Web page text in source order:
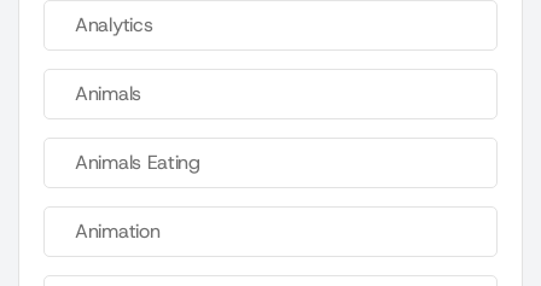
Analytics
Animals
Animals Eating
Animation